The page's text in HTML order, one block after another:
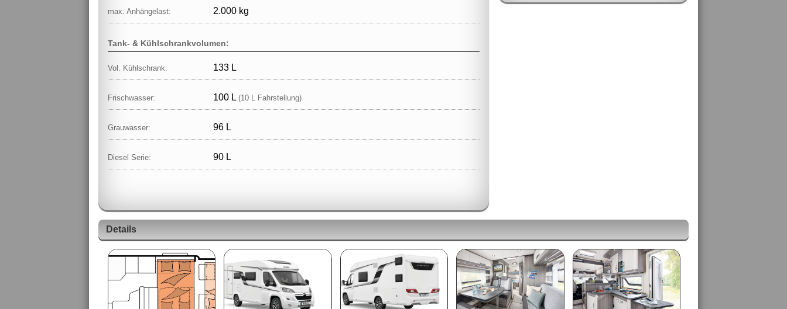
max. Anhängelast: 2.000 kg
Tank- & Kühlschrankvolumen:
Vol. Kühlschrank: 133 L
Frischwasser: 100 L (10 L Fahrstellung)
Grauwasser: 96 L
Diesel Serie: 90 L
Details